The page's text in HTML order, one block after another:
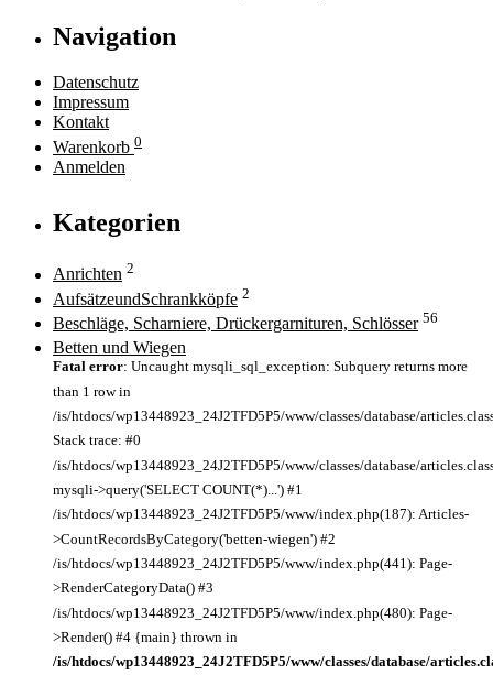
Navigation
Datenschutz
Impressum
Kontakt
Warenkorb 0
Anmelden
Kategorien
Anrichten 2
AufsätzeundSchrankköpfe 2
Beschläge, Scharniere, Drückergarnituren, Schlösser 56
Betten und Wiegen
Fatal error: Uncaught mysqli_sql_exception: Subquery returns more
than 1 row in
/is/htdocs/wp13448923_24J2TFD5P5/www/classes/database/
Stack trace: #0
/is/htdocs/wp13448923_24J2TFD5P5/www/classes/database/
mysqli->query('SELECT COUNT(*)...') #1
/is/htdocs/wp13448923_24J2TFD5P5/www/index.php(187): Articles-
>CountRecordsByCategory('betten-wiegen') #2
/is/htdocs/wp13448923_24J2TFD5P5/www/index.php(441): Page-
>RenderCategoryData() #3
/is/htdocs/wp13448923_24J2TFD5P5/www/index.php(480): Page-
>Render() #4 {main} thrown in
/is/htdocs/wp13448923_24J2TFD5P5/www/classes/database/